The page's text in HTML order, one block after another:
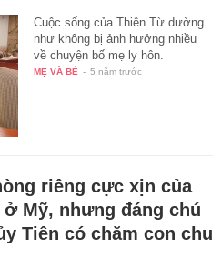
Cuộc sống của Thiên Từ dường
như không bị ảnh hưởng nhiều
về chuyện bố mẹ ly hôn.
MẸ VÀ BÉ - 5 năm trước
riêng cực xịn của
Mỹ, nhưng đáng chú
Tiên có chăm con chu